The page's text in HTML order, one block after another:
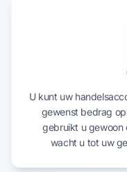
U kunt uw
gewenst bedrag
gebruikt u gewoon
wacht u tot uw